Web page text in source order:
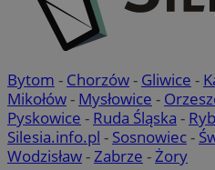
Bytom - Chorzów- Gliwice -
Mikołów- Mysłowice -
Pyskowice - Ruda Śląska -
Silesia.info.pl - Sosnowiec-
Wodzisław-Zabrze -Żory
QeSessID
MvSessID
SessID